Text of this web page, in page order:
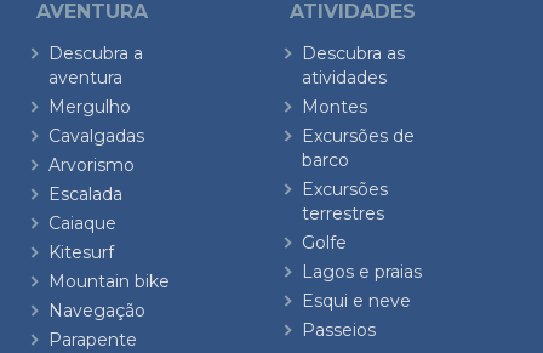
AVENTURA
Descubra a
aventura
Mergulho
Cavalgadas
Arvorismo
Escalada
Caiaque
Kitesurf
Mountain bike
Navegação
Parapente
ATIVIDADES
Descubra as
atividades
Montes
Excursões de
barco
Excursões
terrestres
Golfe
Lagos e praias
Esqui e neve
Passeios